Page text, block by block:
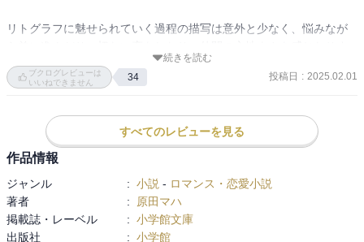
リトグラフに魅せられていく過程の描写は意外と少なく、悩みなが
る内容だった。
みんなでドーヴィルに行く場面は青春ドラマみたいでちょっと素
美智之輔は高瀬くんを純粋に想っていていいやつだったなぁ。
この小説が実際の展覧会と連動した企画だったことは驚きで、巻末
や、解説で語られる原田マハさんのすごい行動力の話はなかなかお
もしろかった。
続きを読む
ブクログレビューは
いいねできません
34 投稿日 : 2025.02.01
すべてのレビューを見る
作品情報
ジャンル : 小説 - ロマンス・恋愛小説
著者
:
原田マハ
掲載誌・レーベル
: 小学館文庫
出版社
: 小学館